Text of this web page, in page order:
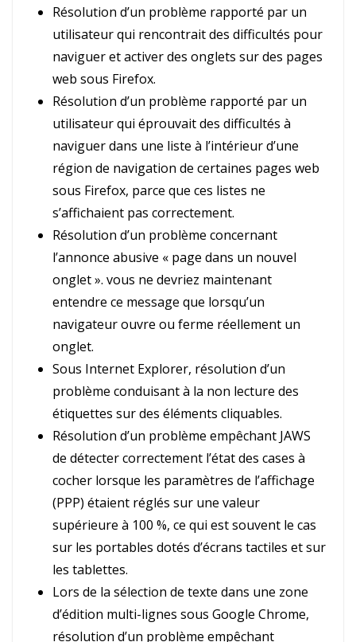
Résolution d’un problème rapporté par un
utilisateur qui rencontrait des difficultés pour
naviguer et activer des onglets sur des pages
web sous Firefox.
Résolution d’un problème rapporté par un
utilisateur qui éprouvait des difficultés à
naviguer dans une liste à l’intérieur d’une
région de navigation de certaines pages web
sous Firefox, parce que ces listes ne
s’affichaient pas correctement.
Résolution d’un problème concernant
l’annonce abusive « page dans un nouvel
onglet ». vous ne devriez maintenant
entendre ce message que lorsqu’un
navigateur ouvre ou ferme réellement un
onglet.
Sous Internet Explorer, résolution d’un
problème conduisant à la non lecture des
étiquettes sur des éléments cliquables.
Résolution d’un problème empêchant JAWS
de détecter correctement l’état des cases à
cocher lorsque les paramètres de l’affichage
(PPP) étaient réglés sur une valeur
supérieure à 100 %, ce qui est souvent le cas
sur les portables dotés d’écrans tactiles et sur
les tablettes.
Lors de la sélection de texte dans une zone
d’édition multi-lignes sous Google Chrome,
résolution d’un problème empêchant